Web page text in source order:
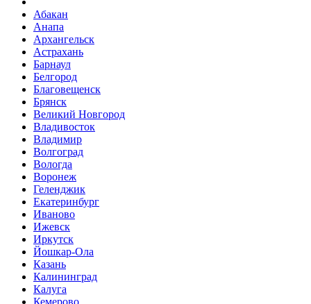
Абакан
Анапа
Архангельск
Астрахань
Барнаул
Белгород
Благовещенск
Брянск
Великий Новгород
Владивосток
Владимир
Волгоград
Вологда
Воронеж
Геленджик
Екатеринбург
Иваново
Ижевск
Иркутск
Йошкар-Ола
Казань
Калининград
Калуга
Кемерово